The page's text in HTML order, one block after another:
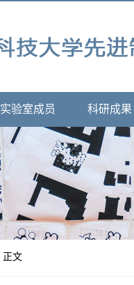
实验室成员 科研成果
正文